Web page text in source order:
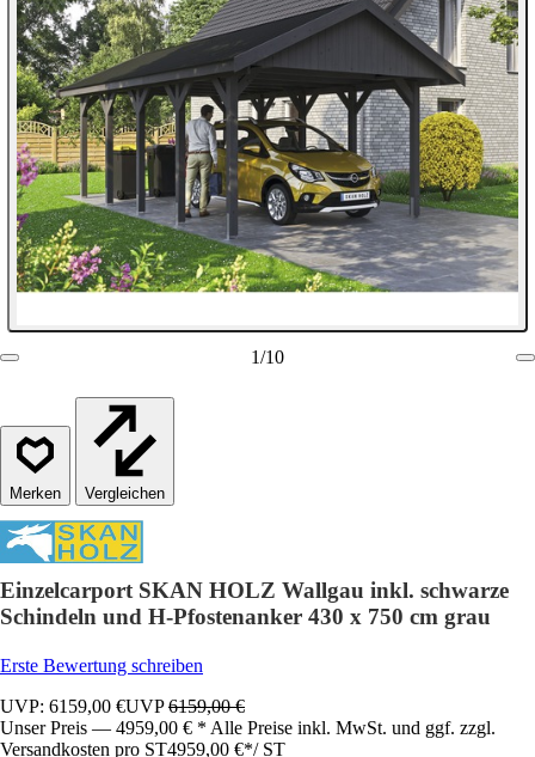
1/10
Vergleichen
Einzelcarport SKAN HOLZ Wallgau inkl. schwarze
Schindeln und H-Pfostenanker 430 x 750 cm grau
Erste Bewertung schreiben
UVP: 6159,00 €UVP6159,00 €
Unser Preis — 4959,00 € * Alle Preise inkl. MwSt. und ggf. zzgl.
Versandkosten pro ST4959,00 €*/ ST